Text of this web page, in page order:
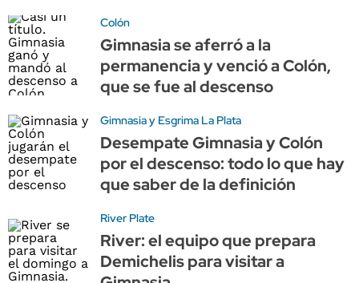
Colón
Gimnasia se aferró a la
permanencia y venció a Colón,
que se fue al descenso
Gimnasia y Esgrima La Plata
Desempate Gimnasia y Colón
por el descenso: todo lo que hay
que saber de la definición
River Plate
River: el equipo que prepara
Demichelis para visitar a